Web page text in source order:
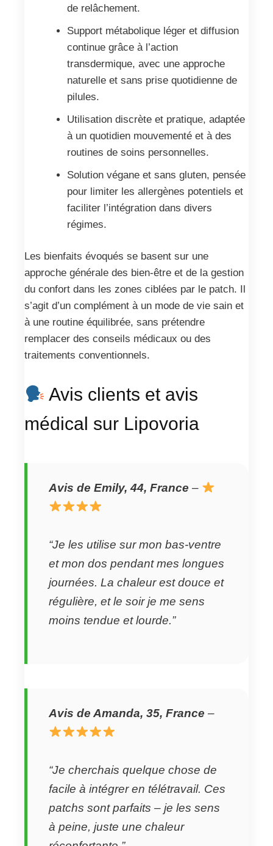
de relâchement.
Support métabolique léger et diffusion
continue grâce à l’action
transdermique, avec une approche
naturelle et sans prise quotidienne de
pilules.
Utilisation discrète et pratique, adaptée
à un quotidien mouvementé et à des
routines de soins personnelles.
Solution végane et sans gluten, pensée
pour limiter les allergènes potentiels et
faciliter l’intégration dans divers
régimes.
Les bienfaits évoqués se basent sur une
approche générale des bien-être et de la gestion
du confort dans les zones ciblées par le patch. Il
s’agit d’un complément à un mode de vie sain et
à une routine équilibrée, sans prétendre
remplacer des conseils médicaux ou des
traitements conventionnels.
Avis clients et avis
médical sur Lipovoria
Avis de Emily, 44, France –
“Je les utilise sur mon bas-ventre
et mon dos pendant mes longues
journées. La chaleur est douce et
régulière, et le soir je me sens
moins tendue et lourde.”
Avis de Amanda, 35, France –
“Je cherchais quelque chose de
facile à intégrer en télétravail. Ces
patchs sont parfaits – je les sens
à peine, juste une chaleur